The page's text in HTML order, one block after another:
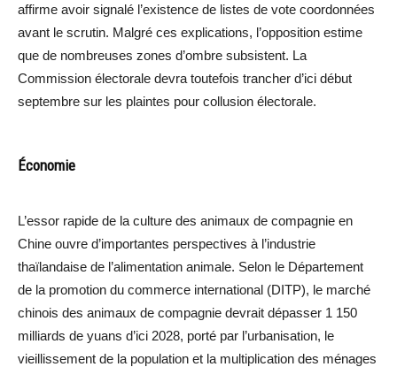
affirme avoir signalé l’existence de listes de vote coordonnées
avant le scrutin. Malgré ces explications, l’opposition estime
que de nombreuses zones d’ombre subsistent. La
Commission électorale devra toutefois trancher d’ici début
septembre sur les plaintes pour collusion électorale.
Économie
L’essor rapide de la culture des animaux de compagnie en
Chine ouvre d’importantes perspectives à l’industrie
thaïlandaise de l’alimentation animale. Selon le Département
de la promotion du commerce international (DITP), le marché
chinois des animaux de compagnie devrait dépasser 1 150
milliards de yuans d’ici 2028, porté par l’urbanisation, le
vieillissement de la population et la multiplication des ménages